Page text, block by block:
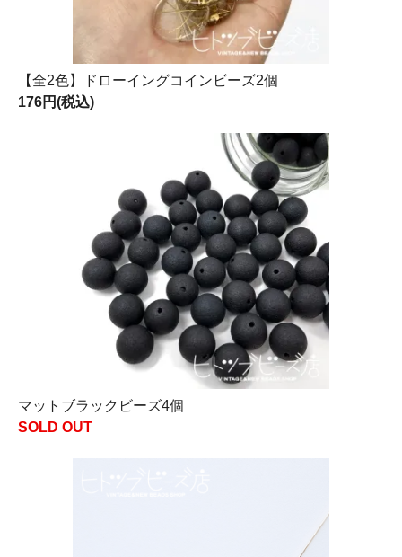
【全2色】ドローイングコインビーズ2個
176円(税込)
マットブラックビーズ4個
SOLD OUT